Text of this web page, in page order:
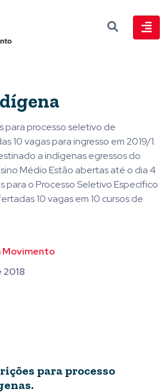
para processo seletivo de
10 vagas para ingresso em 2019/1.
a indígenas egressos do
Médio Estão abertas até o dia 4
para o Processo Seletivo Específico
10 vagas em 10 cursos de
Movimento
2018
para processo